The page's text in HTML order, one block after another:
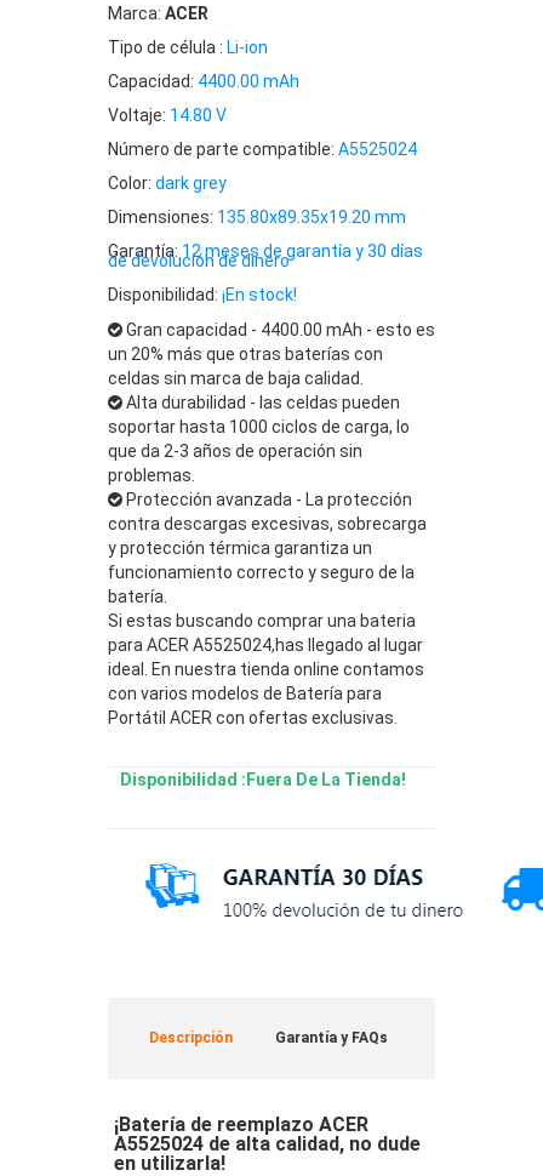
Marca: ACER
Tipo de célula : Li-ion
Capacidad: 4400.00 mAh
Voltaje: 14.80 V
Número de parte compatible: A5525024
Color: dark grey
Dimensiones: 135.80x89.35x19.20 mm
Garantía: 12 meses de garantía y 30 días
de devolución de dinero
Disponibilidad: ¡En stock!
Gran capacidad - 4400.00 mAh - esto es
un 20% más que otras baterías con
celdas sin marca de baja calidad.
Alta durabilidad - las celdas pueden
soportar hasta 1000 ciclos de carga, lo
que da 2-3 años de operación sin
problemas.
Protección avanzada - La protección
contra descargas excesivas, sobrecarga
y protección térmica garantiza un
funcionamiento correcto y seguro de la
batería.
Si estas buscando comprar una bateria
para ACER A5525024,has llegado al lugar
ideal. En nuestra tienda online contamos
con varios modelos de Batería para
Portátil ACER con ofertas exclusivas.
Disponibilidad :Fuera De La Tienda!
Descripción Garantía y FAQs
¡Batería de reemplazo ACER
A5525024 de alta calidad, no dude
en utilizarla!